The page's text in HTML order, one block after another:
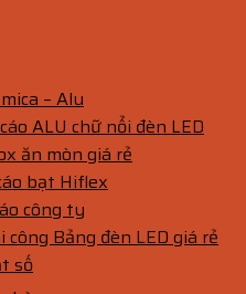
– Alu
ALU chữ nổi đèn LED
ăn mòn giá rẻ
bạt Hiflex
công ty
công Bảng đèn LED giá rẻ
số